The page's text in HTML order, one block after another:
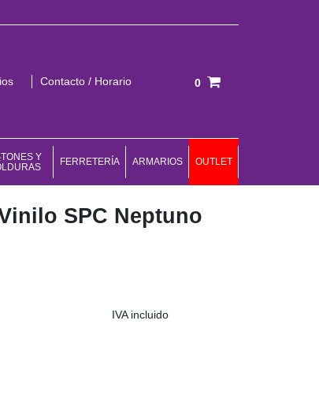
Contacto / Horario 0
VER CESTA
Y
FERRETERÍA ARMARIOS OUTLET
SPC Neptuno
IVA incluido